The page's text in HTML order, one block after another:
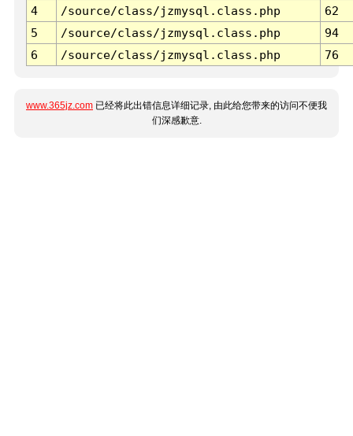
4
/source/class/jzmysql.class.php
62
5
/source/class/jzmysql.class.php
94
6
/source/class/jzmysql.class.php 76
www.365jz.com 已经将此出错信息详细记录, 由此给您带来的访问不便我
们深感歉意.